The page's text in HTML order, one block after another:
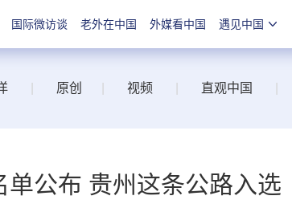
国际微访谈 老外在中国 外媒看中国 遇见中国
原创 视频 直观中国
单公布 贵州这条公路入选